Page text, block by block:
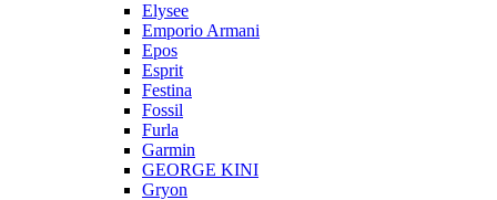
Elysee
Emporio Armani
Epos
Esprit
Festina
Fossil
Furla
Garmin
GEORGE KINI
Gryon